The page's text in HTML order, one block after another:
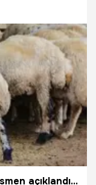
dair merak
Adana'da kurban satış yerleri resmen açıklandı: İşte Seyhan ve Çukurova'daki o adresler! başvurular başladı!